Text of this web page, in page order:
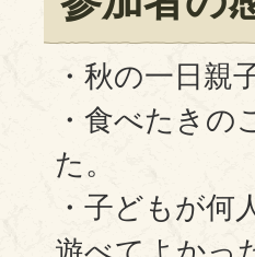
・秋の一日親
・食べたきの
た。
・子どもが何